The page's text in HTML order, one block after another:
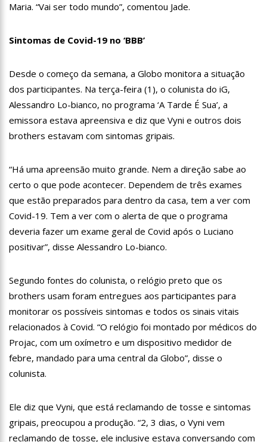
11:52 Petrobras anuncia nova política de preços de combustíveis
11:36 Acusado de divulgar fotos de corpo de Marília Mendonça e
11:28 Casal é surpreendido com gravidez de sêxtuplos e pai
‘passa mal’
11:22 UEA e Sejusc lançam cursos de capacitação para
atendimento a Pessoas com Deficiência
11:09 Bruna Biancardi ganha mimo de R$ 820 de Neymar: ‘Se fez
14:30 Wilson Lima entrega Caimi Ada Rodrigues Viana revitalizado
à população idosa da zona oeste
14:25 Confira quais bairros de Manaus ficarão sem energia nesta
segunda-feira (15)
14:17
Motoristas de aplicativo entram em greve em todo o Brasil
13:52 Jovem sofre queimaduras de 1º grau no rosto após celular
explodir
13:35 Mulher morre atropelada a caminho do trabalho em Manaus
13:05 Cultura Manaus: 21ª Semana Nacional de Museus conta com
após um ano de relacionamento a distância
13:03 Prefeitura de Manaus realiza 1ª Feira Folclórica no Centro
Cultural Povos da Amazônia
Maria. “Vai ser todo mundo”, comentou Jade.
Sintomas de Covid-19 no ‘BBB’
Desde o começo da semana, a Globo monitora a situação
dos participantes. Na terça-feira (1), o colunista do iG,
Alessandro Lo-bianco, no programa ‘A Tarde É Sua’, a
emissora estava apreensiva e diz que Vyni e outros dois
brothers estavam com sintomas gripais.
“Há uma apreensão muito grande. Nem a direção sabe ao
certo o que pode acontecer. Dependem de três exames
que estão preparados para dentro da casa, tem a ver com
Covid-19. Tem a ver com o alerta de que o programa
deveria fazer um exame geral de Covid após o Luciano
positivar”, disse Alessandro Lo-bianco.
Segundo fontes do colunista, o relógio preto que os
brothers usam foram entregues aos participantes para
monitorar os possíveis sintomas e todos os sinais vitais
relacionados à Covid. “O relógio foi montado por médicos do
Projac, com um oxímetro e um dispositivo medidor de
febre, mandado para uma central da Globo”, disse o
colunista.
Ele diz que Vyni, que está reclamando de tosse e sintomas
gripais, preocupou a produção. “2, 3 dias, o Vyni vem
reclamando de tosse, ele inclusive estava conversando com